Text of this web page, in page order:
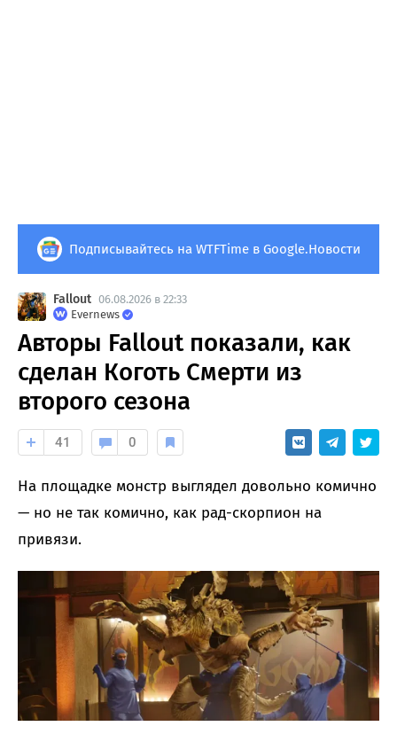
Подписывайтесь на WTFTime в Google.Новости
Fallout 06.08.2026 в 22:33
Evernews
Авторы Fallout показали, как
сделан Коготь Смерти из
второго сезона
41 0
На площадке монстр выглядел довольно комично
— но не так комично, как рад-скорпион на
привязи.